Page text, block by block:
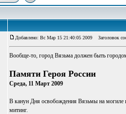
Добавлено: Вс Мар 15 21:40:05 2009 Заголовок
Вообще-то, город Вязьма должен быть
Памяти Героя России
Среда, 11 Март 2009
В канун Дня освобождения Вязьмы на могиле
митинг.